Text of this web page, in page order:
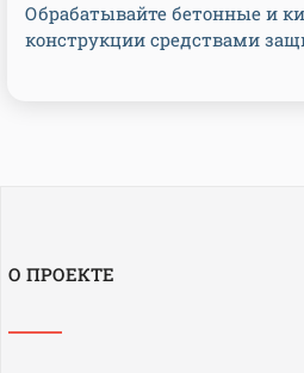
Обрабатывайте бетонные и
конструкции средствами
О ПРОЕКТЕ